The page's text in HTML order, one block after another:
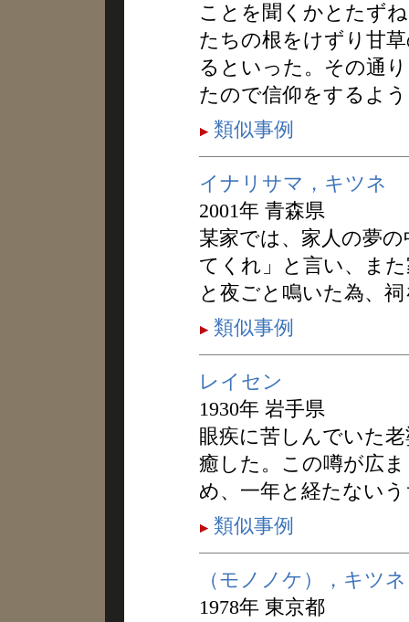
ことを聞くかとたず
たちの根をけずり甘
るといった。その通
たので信仰をするよ
類似事例
イナリサマ，キツネ
2001年 青森県
某家では、家人の夢
てくれ」と言い、ま
と夜ごと鳴いた為、
類似事例
レイセン
1930年 岩手県
眼疾に苦しんでいた
癒した。この噂が広
め、一年と経たない
類似事例
（モノノケ），キツ
1978年 東京都